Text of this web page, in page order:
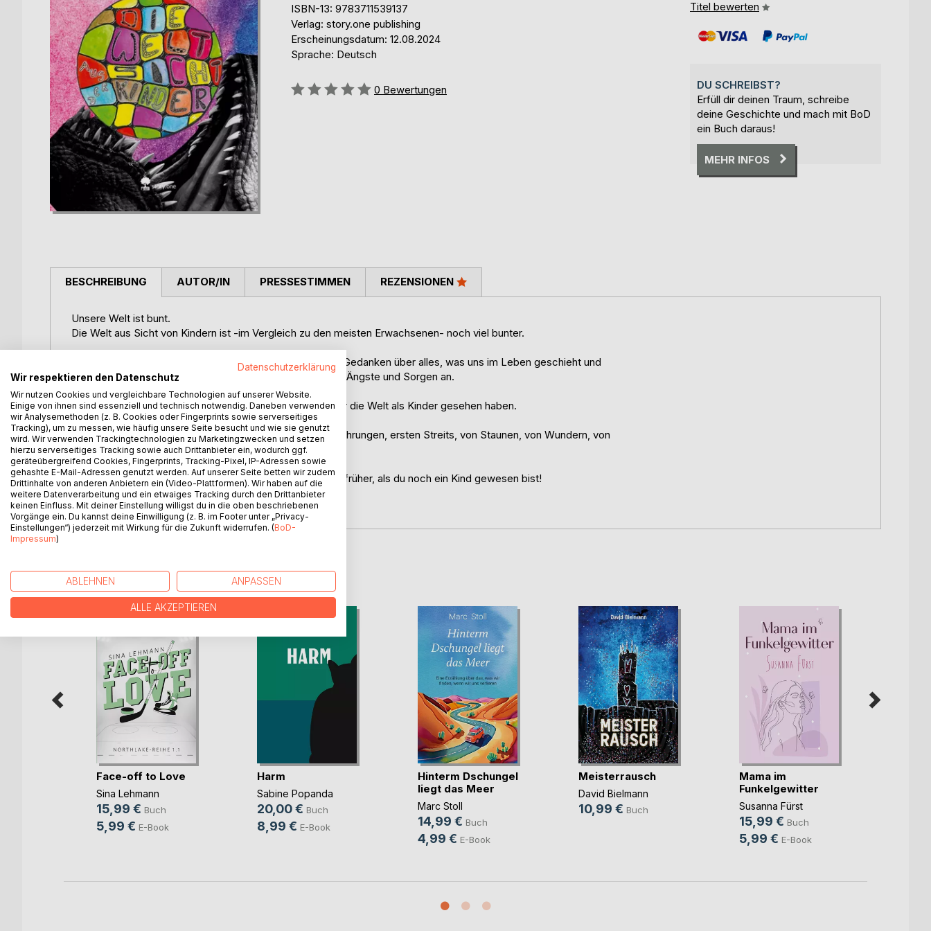
ISBN-13: 9783711539137
Verlag: story.one publishing
Erscheinungsdatum: 12.08.2024
Sprache: Deutsch
Bewertung::
0 Bewertungen
Titel bewerten
DU SCHREIBST?
Erfüll dir deinen Traum, schreibe
deine Geschichte und mach mit BoD
ein Buch daraus!
MEHR INFOS
BESCHREIBUNG
Unsere Welt ist bunt.
Die Welt aus Sicht von Kindern ist -im Vergleich zu den meisten Erwachsenen- noch viel bunter.
Irgendwann beginnt es. Dann machen wir uns Gedanken. Gedanken über alles, was uns im Leben geschieht und
noch geschehen könnte. Mit den Jahren wachsen unsere Ängste und Sorgen an.
Wir vergessen, wie es damals war. Wir vergessen, wie wir die Welt als Kinder gesehen haben.
Dieses Buch berichtet von ersten Erlebnissen, ersten Erfahrungen, ersten Streits, von Staunen, von Wundern, von
Fantasie und von einer Welt voller Veränderungen.
Tauche ein in diese Welten und erlebe sie wieder. So wie früher, als du noch ein Kind gewesen bist!
Mit Malanleitung und Entspannungsmusik!
AUTOR/IN PRESSESTIMMEN REZENSIONEN
WEITERE TITEL BEIBoD
Face-off to Love
Sina Lehmann
15,99 € Buch
5,99 € E-Book
Harm
Sabine Popanda
20,00 € Buch
8,99 € E-Book
Hinterm Dschungel
liegt das Meer
Marc Stoll
14,99 € Buch
4,99 € E-Book
Meisterrausch
David Bielmann
10,99 € Buch
Mama im
Funkelgewitter
Susanna Fürst
15,99 € Buch
5,99 € E-Book
Datenschutzerklärung
Wir respektieren den Datenschutz
Wir nutzen Cookies und vergleichbare Technologien auf unserer Website.
Einige von ihnen sind essenziell und technisch notwendig. Daneben verwenden
wir Analysemethoden (z. B. Cookies oder Fingerprints sowie serverseitiges
Tracking), um zu messen, wie häufig unsere Seite besucht und wie sie genutzt
wird. Wir verwenden Trackingtechnologien zu Marketingzwecken und setzen
hierzu serverseitiges Tracking sowie auch Drittanbieter ein, wodurch ggf.
geräteübergreifend Cookies, Fingerprints, Tracking-Pixel, IP-Adressen sowie
gehashte E-Mail-Adressen genutzt werden. Auf unserer Seite betten wir zudem
Drittinhalte von anderen Anbietern ein (Video-Plattformen). Wir haben auf die
weitere Datenverarbeitung und ein etwaiges Tracking durch den Drittanbieter
keinen Einfluss. Mit deiner Einstellung willigst du in die oben beschriebenen
Vorgänge ein. Du kannst deine Einwilligung (z. B. im Footer unter „Privacy-
Einstellungen“) jederzeit mit Wirkung für die Zukunft widerrufen. (BoD-
Impressum)
ABLEHNEN ANPASSEN
ALLE AKZEPTIEREN